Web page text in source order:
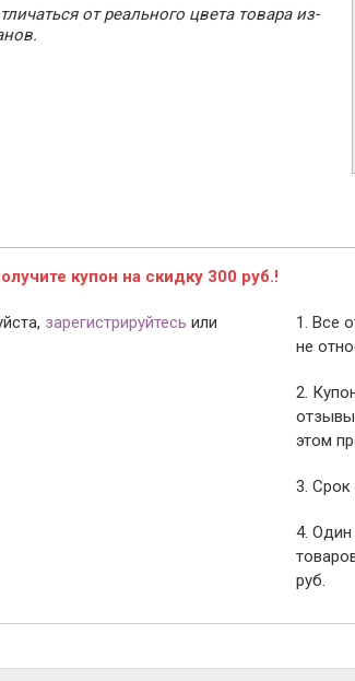
от реального цвета товара из-
купон на скидку 300 руб.!
зарегистрируйтесь или
1. Все
не
2.
этом
3. Срок
4.
руб.